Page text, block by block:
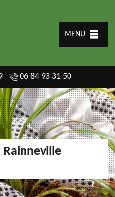
MENU
06 84 93 31 50